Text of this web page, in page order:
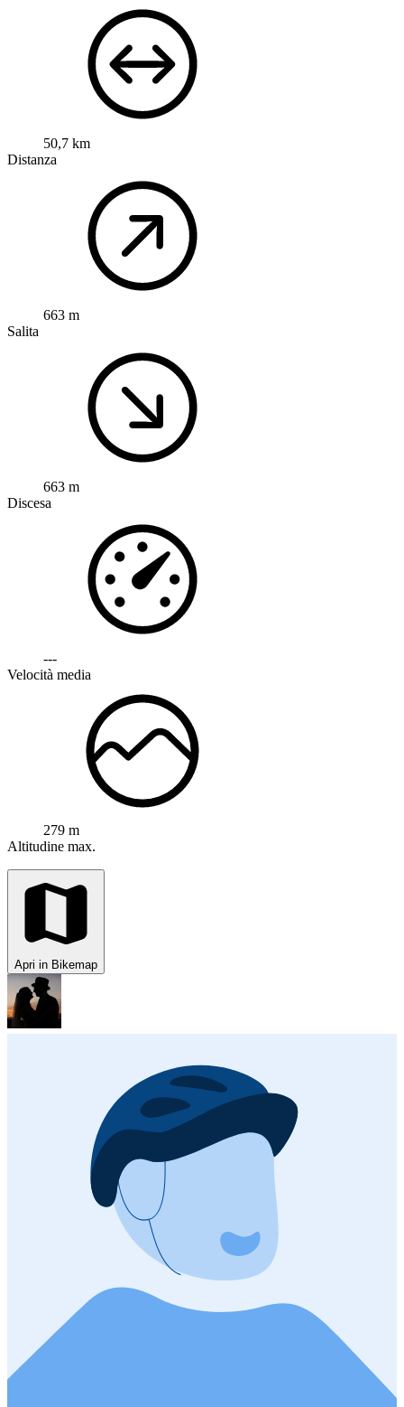
50,7 km
Distanza
663 m
Salita
663 m
Discesa
---
Velocità media
279 m
Altitudine max.
Apri in Bikemap